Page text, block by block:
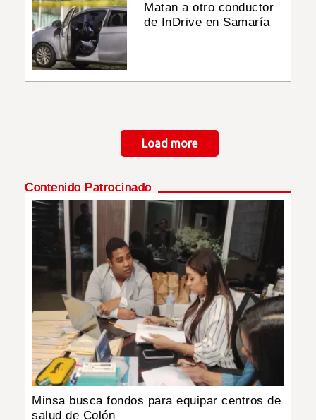
Matan a otro conductor
de InDrive en Samaría
Load more
Contenido Patrocinado
Minsa busca fondos para equipar centros de
salud de Colón